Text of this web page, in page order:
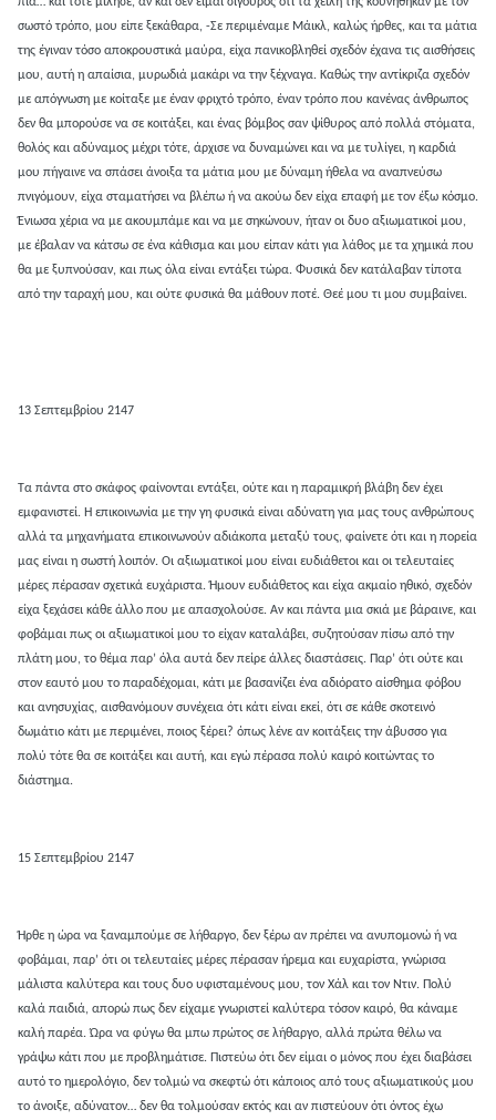
σωστό τρόπο, μου είπε ξεκάθαρα, -Σε περιμέναμε Μάικλ, καλώς ήρθες, και τα μάτια
της έγιναν τόσο αποκρουστικά μαύρα, είχα πανικοβληθεί σχεδόν έχανα τις αισθήσεις
μου, αυτή η απαίσια, μυρωδιά μακάρι να την ξέχναγα. Καθώς την αντίκριζα σχεδόν
με απόγνωση με κοίταξε με έναν φριχτό τρόπο, έναν τρόπο που κανένας άνθρωπος
δεν θα μπορούσε να σε κοιτάξει, και ένας βόμβος σαν ψίθυρος από πολλά στόματα,
θολός και αδύναμος μέχρι τότε, άρχισε να δυναμώνει και να με τυλίγει, η καρδιά
μου πήγαινε να σπάσει άνοιξα τα μάτια μου με δύναμη ήθελα να αναπνεύσω
πνιγόμουν, είχα σταματήσει να βλέπω ή να ακούω δεν είχα επαφή με τον έξω κόσμο.
Ένιωσα χέρια να με ακουμπάμε και να με σηκώνουν, ήταν οι δυο αξιωματικοί μου,
με έβαλαν να κάτσω σε ένα κάθισμα και μου είπαν κάτι για λάθος με τα χημικά που
θα με ξυπνούσαν, και πως όλα είναι εντάξει τώρα. Φυσικά δεν κατάλαβαν τίποτα
από την ταραχή μου, και ούτε φυσικά θα μάθουν ποτέ. Θεέ μου τι μου συμβαίνει.
13 Σεπτεμβρίου 2147
Τα πάντα στο σκάφος φαίνονται εντάξει, ούτε και η παραμικρή βλάβη δεν έχει
εμφανιστεί. Η επικοινωνία με την γη φυσικά είναι αδύνατη για μας τους ανθρώπους
αλλά τα μηχανήματα επικοινωνούν αδιάκοπα μεταξύ τους, φαίνετε ότι και η πορεία
μας είναι η σωστή λοιπόν. Οι αξιωματικοί μου είναι ευδιάθετοι και οι τελευταίες
μέρες πέρασαν σχετικά ευχάριστα. Ήμουν ευδιάθετος και είχα ακμαίο ηθικό, σχεδόν
είχα ξεχάσει κάθε άλλο που με απασχολούσε. Αν και πάντα μια σκιά με βάραινε, και
φοβάμαι πως οι αξιωματικοί μου το είχαν καταλάβει, συζητούσαν πίσω από την
πλάτη μου, το θέμα παρ’ όλα αυτά δεν πείρε άλλες διαστάσεις. Παρ’ ότι ούτε και
στον εαυτό μου το παραδέχομαι, κάτι με βασανίζει ένα αδιόρατο αίσθημα φόβου
και ανησυχίας, αισθανόμουν συνέχεια ότι κάτι είναι εκεί, ότι σε κάθε σκοτεινό
δωμάτιο κάτι με περιμένει, ποιος ξέρει? όπως λένε αν κοιτάξεις την άβυσσο για
πολύ τότε θα σε κοιτάξει και αυτή, και εγώ πέρασα πολύ καιρό κοιτώντας το
διάστημα.
15 Σεπτεμβρίου 2147
Ήρθε η ώρα να ξαναμπούμε σε λήθαργο, δεν ξέρω αν πρέπει να ανυπομονώ ή να
φοβάμαι, παρ’ ότι οι τελευταίες μέρες πέρασαν ήρεμα και ευχαρίστα, γνώρισα
μάλιστα καλύτερα και τους δυο υφισταμένους μου, τον Χάλ και τον Ντιν. Πολύ
καλά παιδιά, απορώ πως δεν είχαμε γνωριστεί καλύτερα τόσον καιρό, θα κάναμε
καλή παρέα. Ώρα να φύγω θα μπω πρώτος σε λήθαργο, αλλά πρώτα θέλω να
γράψω κάτι που με προβλημάτισε. Πιστεύω ότι δεν είμαι ο μόνος που έχει διαβάσει
αυτό το ημερολόγιο, δεν τολμώ να σκεφτώ ότι κάποιος από τους αξιωματικούς μου
το άνοιξε, αδύνατον… δεν θα τολμούσαν εκτός και αν πιστεύουν ότι όντος έχω